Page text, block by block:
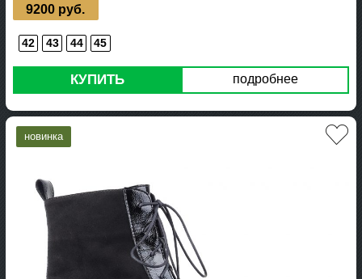
9200 руб.
42 43 44 45
подробнее
КУПИТЬ